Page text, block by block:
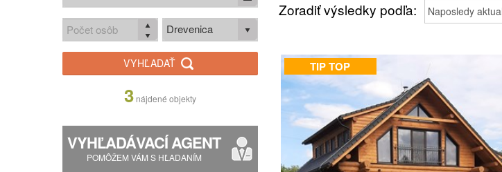
Drevenica
VYHĽADAŤ
3 nájdené objekty
VYHĽADÁVACÍ AGENT
POMÔŽEM VÁM S HĽADANÍM
Zoradiť výsledky podľa:
TIP TOP